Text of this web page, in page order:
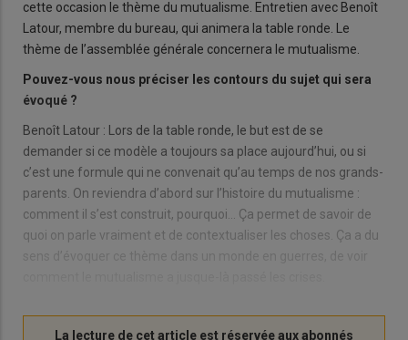
cette occasion le thème du mutualisme. Entretien avec Benoît
Latour, membre du bureau, qui animera la table ronde. Le
thème de l’assemblée générale concernera le mutualisme.
Pouvez-vous nous préciser les contours du sujet qui sera
évoqué ?
Benoît Latour : Lors de la table ronde, le but est de se
demander si ce modèle a toujours sa place aujourd’hui, ou si
c’est une formule qui ne convenait qu’au temps de nos grands-
parents. On reviendra d’abord sur l’histoire du mutualisme :
comment il s’est construit, pourquoi… Ça permet de savoir de
quoi on parle vraiment et de contextualiser les choses. Ça a du
sens d’évoquer ce thème dans un monde en guerres, de voir